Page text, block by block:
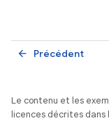
Précédent
arrow_back
Le contenu et les
licences décrites dans